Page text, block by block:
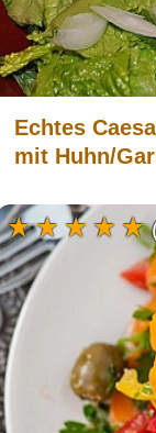
Echtes
mit Huhn/